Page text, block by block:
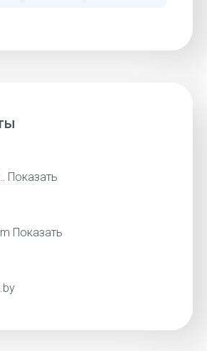
Показать
Показать